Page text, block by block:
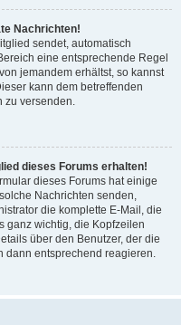
Nachrichten!
sendet, automatisch
eine entsprechende Regel
jemandem erhältst, so kannst
kann dem betreffenden
zu versenden.
dieses Forums erhalten!
dieses Forums hat einige
Nachrichten senden,
die komplette E-Mail, die
ganz wichtig, die Kopfzeilen
über den Benutzer, der die
dann entsprechend reagieren.